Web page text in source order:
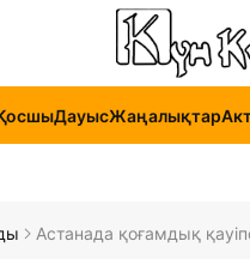
ДауысЖаңалықтар
Астанада қоғамдық